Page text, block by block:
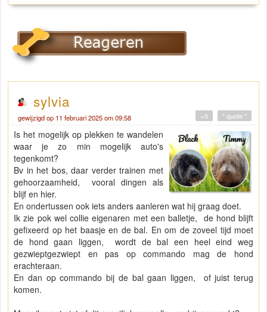
sylvia
gewijzigd op 11 februari 2025 om 09:58 " quote "
+0
Is het mogelijk op plekken te wandelen
waar je zo min mogelijk auto's
tegenkomt?
Bv in het bos, daar verder trainen met
gehoorzaamheid, vooral dingen als
blijf en hier.
En ondertussen ook iets anders aanleren wat hij graag doet.
Ik zie pok wel collie eigenaren met een balletje, de hond blijft
gefixeerd op het baasje en de bal. En om de zoveel tijd moet
de hond gaan liggen, wordt de bal een heel eind weg
gezwieptgezwiept en pas op commando mag de hond
erachteraan.
En dan op commando bij de bal gaan liggen, of juist terug
komen.